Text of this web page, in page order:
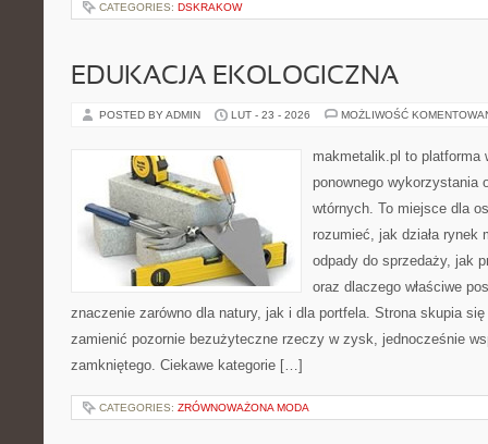
CATEGORIES: DSKRAKOW
EDUKACJA EKOLOGICZNA
POSTED BY ADMIN LUT - 23 - 2026 MOŻLIWOŚĆ
makmetalik.pl to platforma
ponownego wykorzystania
wtórnych. To miejsce dla
rozumieć, jak działa rynek
odpady do sprzedaży, jak
oraz dlaczego właściwe
znaczenie zarówno dla natury, jak i dla portfela. Strona skupia
zamienić pozornie bezużyteczne rzeczy w zysk, jednocześnie
zamkniętego. Ciekawe kategorie […]
CATEGORIES: ZRÓWNOWAŻONA MODA